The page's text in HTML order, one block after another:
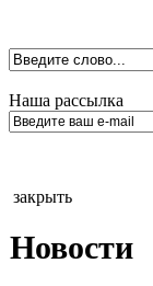
Наша рассылка
закрыть
Новости